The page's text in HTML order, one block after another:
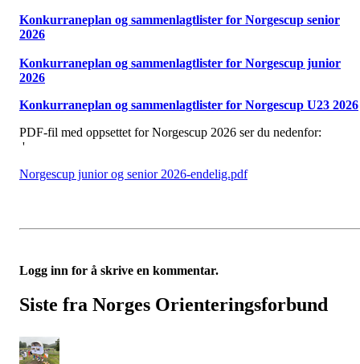
Konkurraneplan og sammenlagtlister for Norgescup senior
2026
Konkurraneplan og sammenlagtlister for Norgescup junior
2026
Konkurraneplan og sammenlagtlister for Norgescup U23 2026
PDF-fil med oppsettet for Norgescup 2026 ser du nedenfor:
'
Norgescup junior og senior 2026-endelig.pdf
Logg inn for å skrive en kommentar.
Siste fra Norges Orienteringsforbund